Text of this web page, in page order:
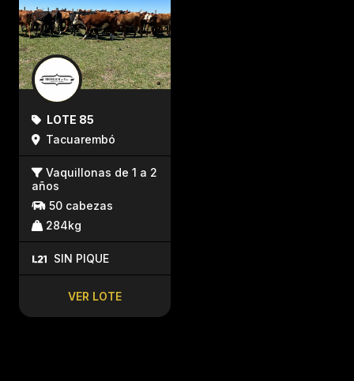
LOTE 85
Tacuarembó
Vaquillonas de 1 a 2
años
50 cabezas
284kg
SIN PIQUE
VER LOTE